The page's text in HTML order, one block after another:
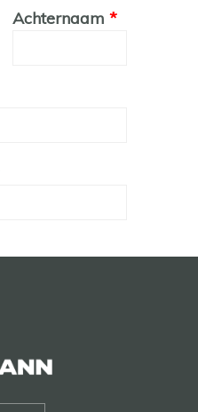
Achternaam